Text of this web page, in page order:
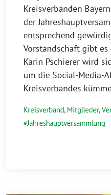
Kreisverbänden
der
entsprechend
Vorstandschaft gibt es
Karin Pschierer wird
um die Social-Media-
Kreisverbandes
Kreisverband, Mitglieder,
Jahreshauptversammlung